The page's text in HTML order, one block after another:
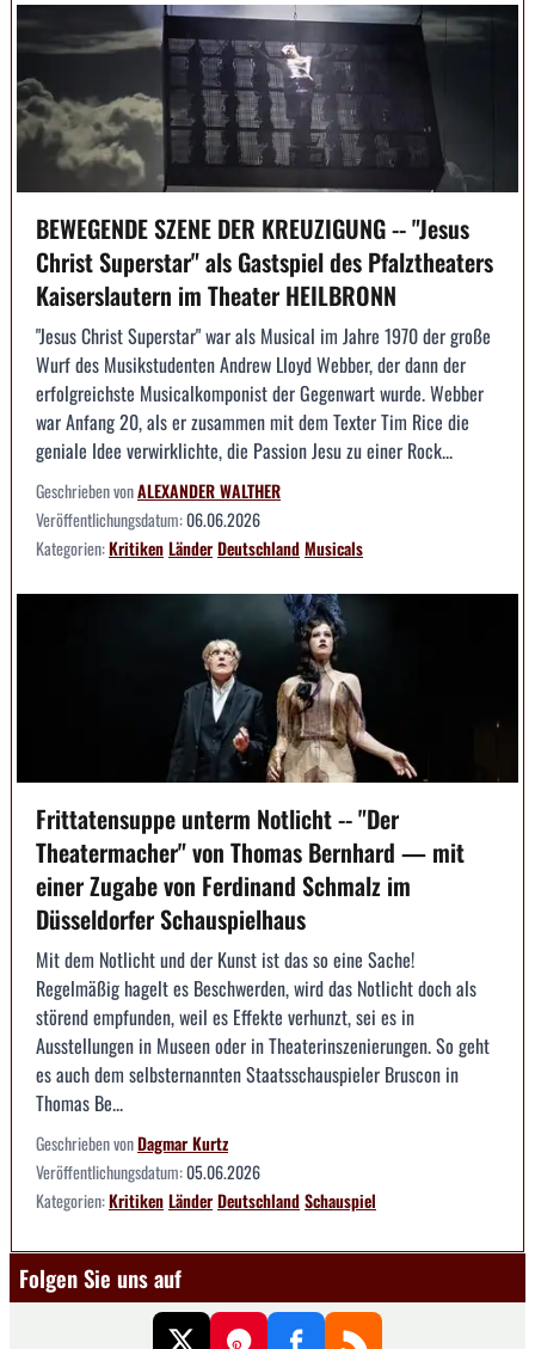
BEWEGENDE SZENE DER KREUZIGUNG -- "Jesus
Christ Superstar" als Gastspiel des Pfalztheaters
Kaiserslautern im Theater HEILBRONN
"Jesus Christ Superstar" war als Musical im Jahre 1970 der große
Wurf des Musikstudenten Andrew Lloyd Webber, der dann der
erfolgreichste Musicalkomponist der Gegenwart wurde. Webber
war Anfang 20, als er zusammen mit dem Texter Tim Rice die
geniale Idee verwirklichte, die Passion Jesu zu einer Rock...
Geschrieben vonALEXANDER WALTHER
Veröffentlichungsdatum:06.06.2026
Kategorien:KritikenLänderDeutschlandMusicals
Frittatensuppe unterm Notlicht -- "Der
Theatermacher" von Thomas Bernhard — mit
einer Zugabe von Ferdinand Schmalz im
Düsseldorfer Schauspielhaus
Mit dem Notlicht und der Kunst ist das so eine Sache!
Regelmäßig hagelt es Beschwerden, wird das Notlicht doch als
störend empfunden, weil es Effekte verhunzt, sei es in
Ausstellungen in Museen oder in Theaterinszenierungen. So geht
es auch dem selbsternannten Staatsschauspieler Bruscon in
Thomas Be...
Geschrieben vonDagmar Kurtz
Veröffentlichungsdatum:05.06.2026
Kategorien:KritikenLänderDeutschlandSchauspiel
Folgen Sie uns auf